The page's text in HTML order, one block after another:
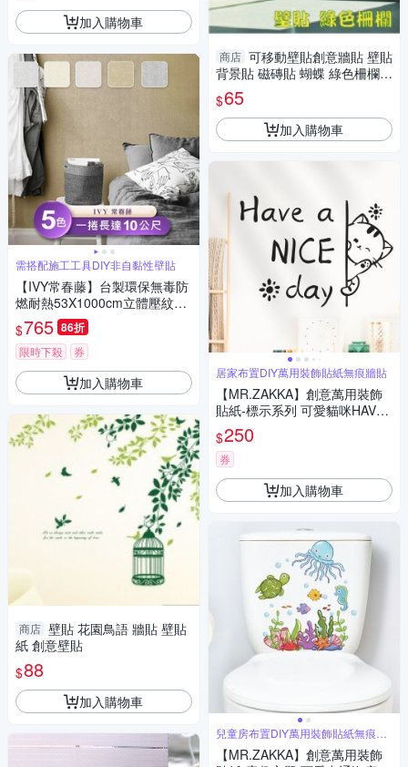
加入購物車
需搭配施工工具DIY非自黏性壁貼
【IVY常春藤】台製環保無毒防
燃耐熱53X1000cm立體壓紋壁
紙/壁貼1捲
$765 86折
限時下殺 券
加入購物車
商店 壁貼 花園鳥語 牆貼 壁貼
紙 創意壁貼
$88
加入購物車
商店 可移動壁貼創意牆貼 壁貼
背景貼 磁磚貼 蝴蝶 綠色柵欄 L
oxin
$65
加入購物車
居家布置DIY萬用裝飾貼紙無痕牆貼
【MR.ZAKKA】創意萬用裝飾
貼紙-標示系列 可愛貓咪HAVE
A NICE DAY 居家布置 DIY可移
式壁貼 無痕壁貼 牆貼
$250
券
加入購物車
兒童房布置DIY萬用裝飾貼紙無痕牆
貼
【MR.ZAKKA】創意萬用裝飾